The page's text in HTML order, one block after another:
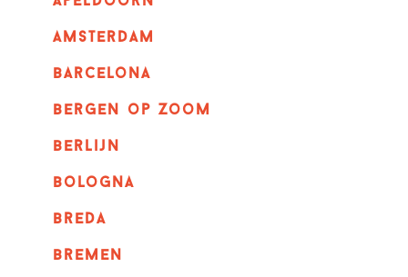
Amsterdam
barcelona
bergen op zoom
berlijn
bologna
breda
bremen